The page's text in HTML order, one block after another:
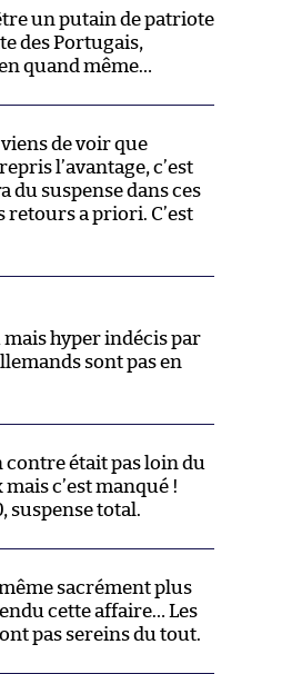
un putain de patriote
des Portugais,
quand même…
de voir que
l’avantage, c’est
du suspense dans ces
retours a priori. C’est
mais hyper indécis par
sont pas en
contre était pas loin du
c’est manqué !
suspense total.
même sacrément plus
cette affaire… Les
pas sereins du tout.